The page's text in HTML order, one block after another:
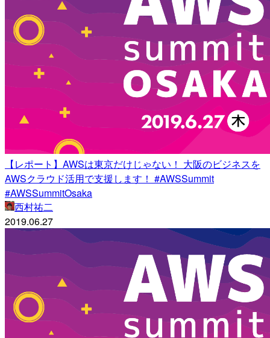
【レポート】AWSは東京だけじゃない！ 大阪のビジネスを
AWSクラウド活用で支援します！ #AWSSummit
#AWSSummitOsaka
西村祐二
2019.06.27